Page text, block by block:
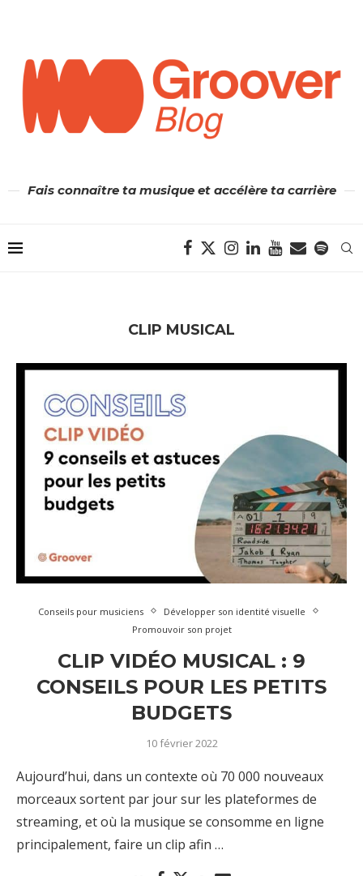
Fais connaître ta musique et accélère ta carrière
CLIP MUSICAL
Conseils pour musiciens
Développer son identité visuelle
Promouvoir son projet
CLIP VIDÉO MUSICAL : 9
CONSEILS POUR LES PETITS
BUDGETS
10 février 2022
Aujourd’hui, dans un contexte où 70 000 nouveaux
morceaux sortent par jour sur les plateformes de
streaming, et où la musique se consomme en ligne
principalement, faire un clip afin …